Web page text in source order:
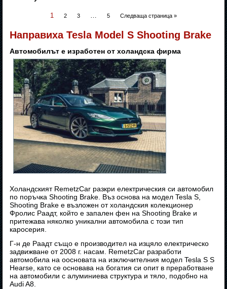
1 2 3 … 5 Следваща страница »
Направиха Tesla Model S Shooting Brake
Автомобилът е изработен от холандска фирма
Холандският RemetzCar разкри електрическия си автомобил
по поръчка Shooting Brake. Въз основа на модел Tesla S,
Shooting Brake е възложен от холандския колекционер
Фролис Раадт, който е запален фен на Shooting Brake и
притежава няколко уникални автомобила с този тип
каросерия.
Г-н де Раадт също е производител на изцяло електрическо
задвижване от 2008 г. насам. RemetzCar разработи
автомобила на оосновата на изключителния модел Tesla S S
Hearse, като се основава на богатия си опит в преработване
на автомобили с алуминиева структура и тяло, подобно на
Audi A8.